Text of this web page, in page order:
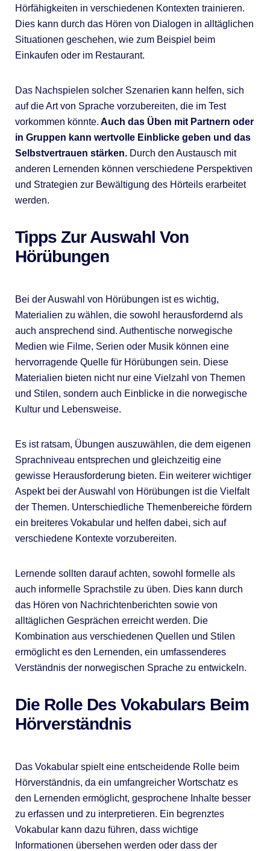
Hörfähigkeiten in verschiedenen Kontexten trainieren.
Dies kann durch das Hören von Dialogen in alltäglichen
Situationen geschehen, wie zum Beispiel beim
Einkaufen oder im Restaurant.
Das Nachspielen solcher Szenarien kann helfen, sich
auf die Art von Sprache vorzubereiten, die im Test
vorkommen könnte. Auch das Üben mit Partnern oder
in Gruppen kann wertvolle Einblicke geben und das
Selbstvertrauen stärken.Durch den Austausch mit
anderen Lernenden können verschiedene Perspektiven
und Strategien zur Bewältigung des Hörteils erarbeitet
werden.
Tipps Zur Auswahl Von
Hörübungen
Bei der Auswahl von Hörübungen ist es wichtig,
Materialien zu wählen, die sowohl herausfordernd als
auch ansprechend sind. Authentische norwegische
Medien wie Filme, Serien oder Musik können eine
hervorragende Quelle für Hörübungen sein. Diese
Materialien bieten nicht nur eine Vielzahl von Themen
und Stilen, sondern auch Einblicke in die norwegische
Kultur und Lebensweise.
Es ist ratsam, Übungen auszuwählen, die dem eigenen
Sprachniveau entsprechen und gleichzeitig eine
gewisse Herausforderung bieten. Ein weiterer wichtiger
Aspekt bei der Auswahl von Hörübungen ist die Vielfalt
der Themen. Unterschiedliche Themenbereiche fördern
ein breiteres Vokabular und helfen dabei, sich auf
verschiedene Kontexte vorzubereiten.
Lernende sollten darauf achten, sowohl formelle als
auch informelle Sprachstile zu üben. Dies kann durch
das Hören von Nachrichtenberichten sowie von
alltäglichen Gesprächen erreicht werden. Die
Kombination aus verschiedenen Quellen und Stilen
ermöglicht es den Lernenden, ein umfassenderes
Verständnis der norwegischen Sprache zu entwickeln.
Die Rolle Des Vokabulars Beim
Hörverständnis
Das Vokabular spielt eine entscheidende Rolle beim
Hörverständnis, da ein umfangreicher Wortschatz es
den Lernenden ermöglicht, gesprochene Inhalte besser
zu erfassen und zu interpretieren. Ein begrenztes
Vokabular kann dazu führen, dass wichtige
Informationen übersehen werden oder dass der